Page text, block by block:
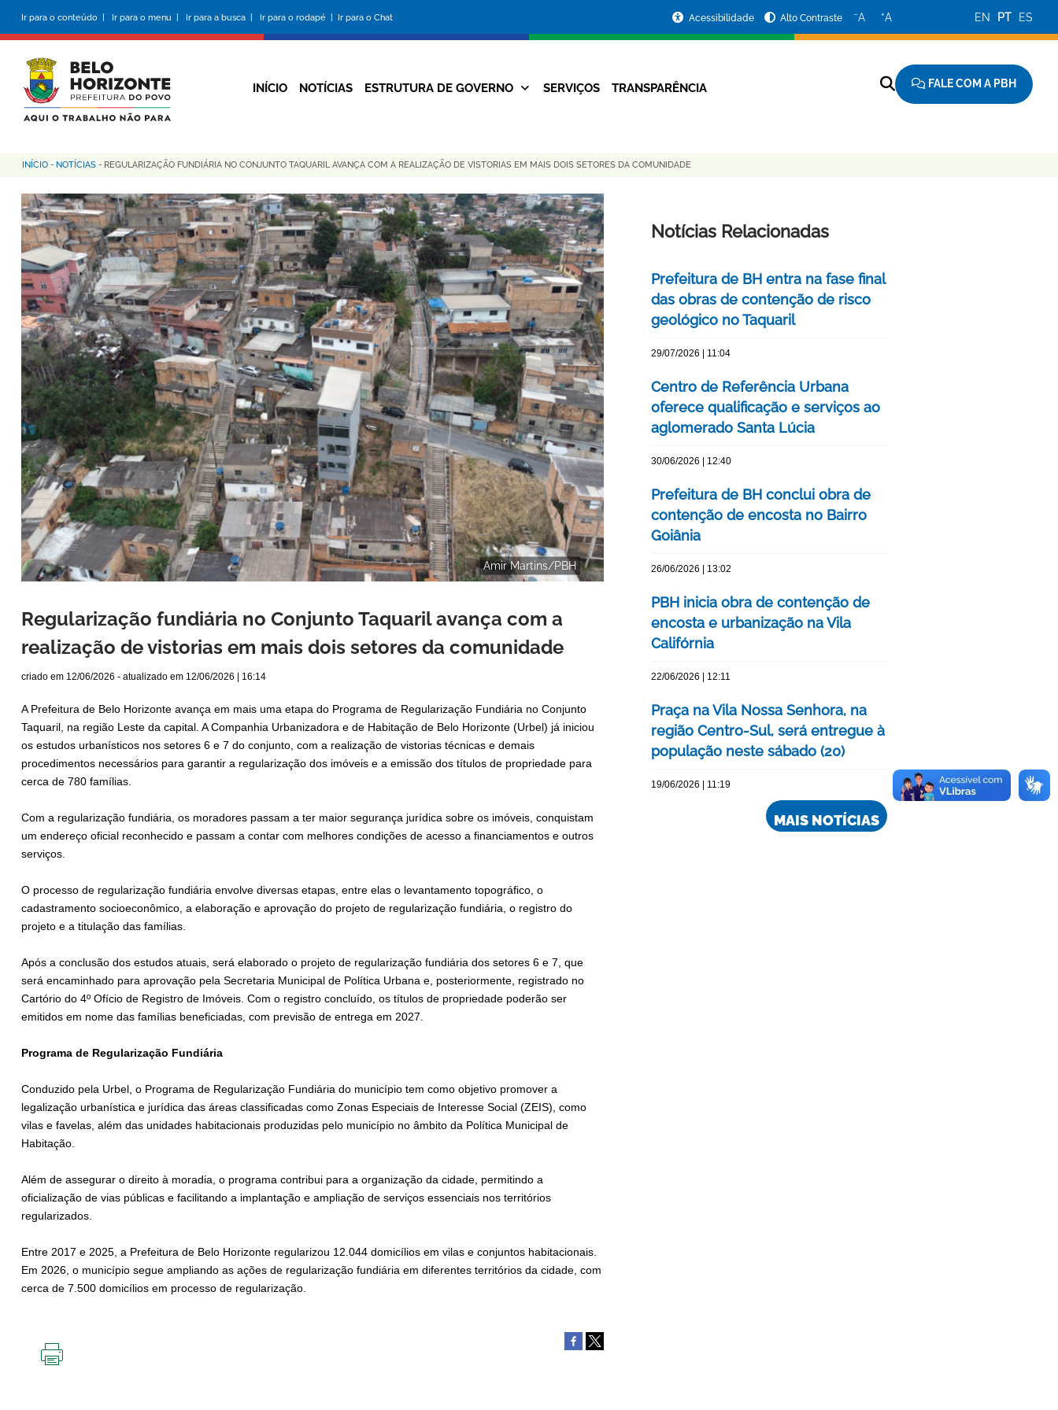
conteúdo
principal
Ir para o conteúdo | Ir para o menu | Ir para a busca | Ir para o rodapé | Ir para o Chat
da
Prefeitura
Acessibilidade Alto Contraste −A +A EN PT ES
Navegação
INÍCIO NOTÍCIAS ESTRUTURA DE GOVERNO SERVIÇOS TRANSPARÊNCIA FALE COM A PBH
Trilha
de
navegação
INÍCIO - NOTÍCIAS - REGULARIZAÇÃO FUNDIÁRIA NO CONJUNTO TAQUARIL AVANÇA COM A REALIZAÇÃO DE VISTORIAS EM MAIS DOIS SETORES DA COMUNIDADE
Amir Martins/PBH
Regularização fundiária no Conjunto Taquaril avança com a
realização de vistorias em mais dois setores da comunidade
criado em 12/06/2026 - atualizado em 12/06/2026 | 16:14
A Prefeitura de Belo Horizonte avança em mais uma etapa do Programa de Regularização Fundiária no Conjunto
Taquaril, na região Leste da capital. A Companhia Urbanizadora e de Habitação de Belo Horizonte (Urbel) já iniciou
os estudos urbanísticos nos setores 6 e 7 do conjunto, com a realização de vistorias técnicas e demais
procedimentos necessários para garantir a regularização dos imóveis e a emissão dos títulos de propriedade para
cerca de 780 famílias.
Com a regularização fundiária, os moradores passam a ter maior segurança jurídica sobre os imóveis, conquistam
um endereço oficial reconhecido e passam a contar com melhores condições de acesso a financiamentos e outros
serviços.
O processo de regularização fundiária envolve diversas etapas, entre elas o levantamento topográfico, o
cadastramento socioeconômico, a elaboração e aprovação do projeto de regularização fundiária, o registro do
projeto e a titulação das famílias.
Após a conclusão dos estudos atuais, será elaborado o projeto de regularização fundiária dos setores 6 e 7, que
será encaminhado para aprovação pela Secretaria Municipal de Política Urbana e, posteriormente, registrado no
Cartório do 4º Ofício de Registro de Imóveis. Com o registro concluído, os títulos de propriedade poderão ser
emitidos em nome das famílias beneficiadas, com previsão de entrega em 2027.
Programa de Regularização Fundiária
Conduzido pela Urbel, o Programa de Regularização Fundiária do município tem como objetivo promover a
legalização urbanística e jurídica das áreas classificadas como Zonas Especiais de Interesse Social (ZEIS), como
vilas e favelas, além das unidades habitacionais produzidas pelo município no âmbito da Política Municipal de
Habitação.
Além de assegurar o direito à moradia, o programa contribui para a organização da cidade, permitindo a
oficialização de vias públicas e facilitando a implantação e ampliação de serviços essenciais nos territórios
regularizados.
Entre 2017 e 2025, a Prefeitura de Belo Horizonte regularizou 12.044 domicílios em vilas e conjuntos habitacionais.
Em 2026, o município segue ampliando as ações de regularização fundiária em diferentes territórios da cidade, com
cerca de 7.500 domicílios em processo de regularização.
Notícias Relacionadas
Prefeitura de BH entra na fase final
das obras de contenção de risco
geológico no Taquaril
29/07/2026 | 11:04
Centro de Referência Urbana
oferece qualificação e serviços ao
aglomerado Santa Lúcia
30/06/2026 | 12:40
Prefeitura de BH conclui obra de
contenção de encosta no Bairro
Goiânia
26/06/2026 | 13:02
PBH inicia obra de contenção de
encosta e urbanização na Vila
Califórnia
22/06/2026 | 12:11
Praça na Vila Nossa Senhora, na
região Centro-Sul, será entregue à
população neste sábado (20)
19/06/2026 | 11:19
MAIS NOTÍCIAS